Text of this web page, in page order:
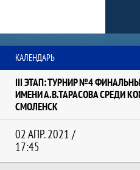
Команда: календарь
КАЛЕНДАРЬ
III ЭТАП: ТУРНИР №4
ИМЕНИ А.В.ТАРАСОВА СРЕДИ
СМОЛЕНСК
02 АПР. 2021 /
17:45